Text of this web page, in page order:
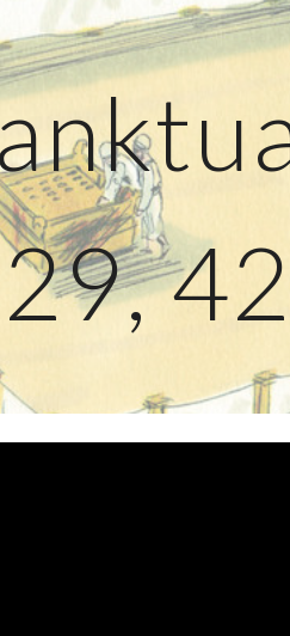
Skip to navigation